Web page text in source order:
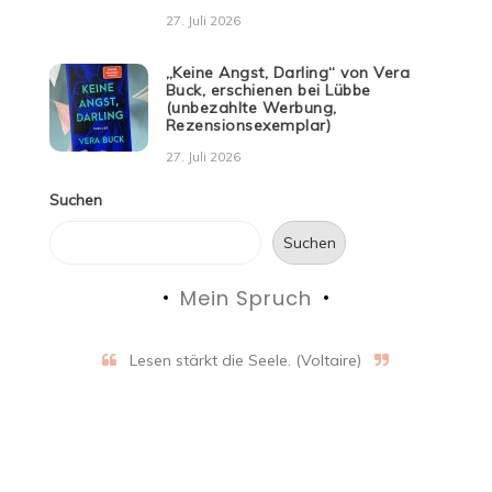
27. Juli 2026
„Keine Angst, Darling“ von Vera
Buck, erschienen bei Lübbe
(unbezahlte Werbung,
Rezensionsexemplar)
27. Juli 2026
Suchen
Suchen
Mein Spruch
Lesen stärkt die Seele. (Voltaire)